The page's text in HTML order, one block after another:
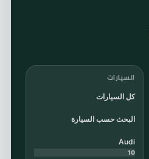
السيارات
كل السيارات
البحث حسب السيارة
Audi
10